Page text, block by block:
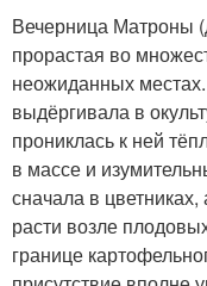
Вечерница Матроны
прорастая во
неожиданных
выдёргивала в
прониклась к ней
в массе и
сначала в
расти возле
границе